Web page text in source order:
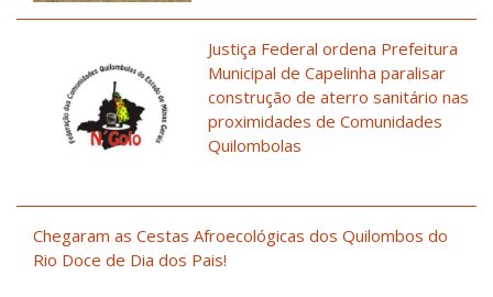
Justiça Federal ordena Prefeitura
Municipal de Capelinha paralisar
construção de aterro sanitário nas
proximidades de Comunidades
Quilombolas
Chegaram as Cestas Afroecológicas dos Quilombos do
Rio Doce de Dia dos Pais!